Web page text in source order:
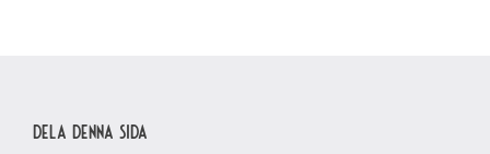
Dela denna sida